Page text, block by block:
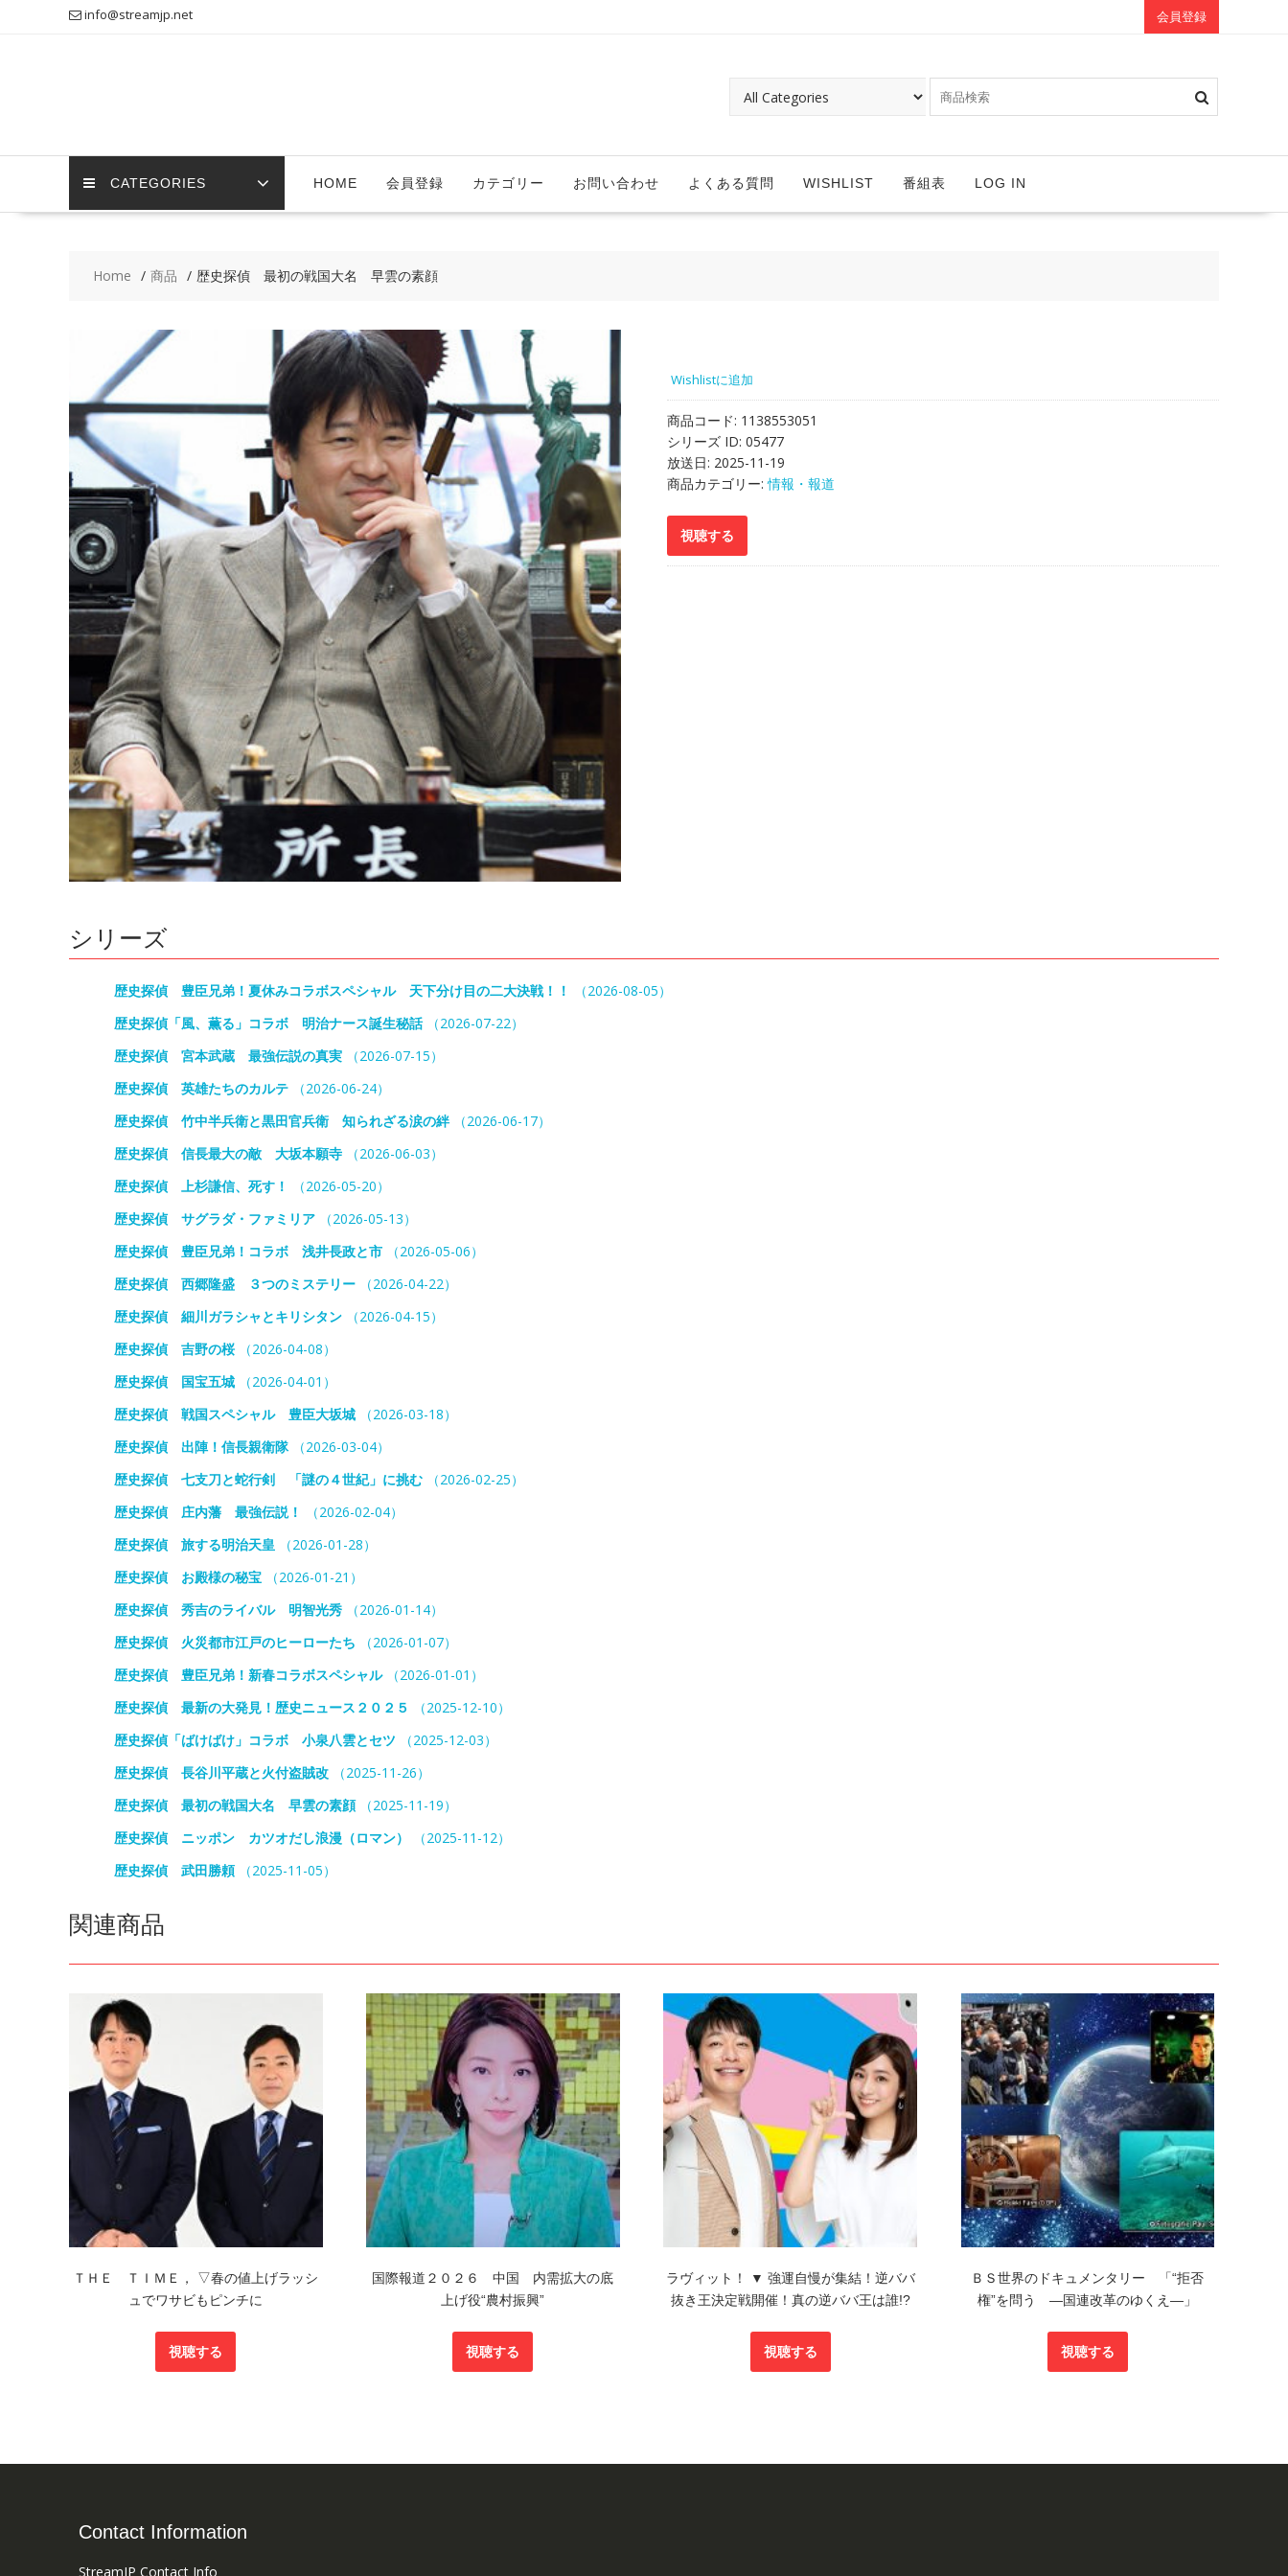
info@streamjp.net 会員登録
CATEGORIES HOME 会員登録 カテゴリー お問い合わせ よくある質問 WISHLIST 番組表 LOG IN
Home 商品 歴史探偵 最初の戦国大名 早雲の素顔
Wishlistに追加
商品コード: 1138553051
シリーズ ID: 05477
放送日: 2025-11-19
商品カテゴリー:情報・報道
シリーズ
歴史探偵 豊臣兄弟！夏休みコラボスペシャル 天下分け目の二大決戦！！
（2026-08-05）
歴史探偵「風、薫る」コラボ 明治ナース誕生秘話（2026-07-22）
歴史探偵 宮本武蔵 最強伝説の真実 （2026-07-15）
歴史探偵 英雄たちのカルテ （2026-06-24）
歴史探偵 竹中半兵衛と黒田官兵衛 知られざる涙の絆 （2026-06-17）
歴史探偵 信長最大の敵 大坂本願寺 （2026-06-03）
歴史探偵 上杉謙信、死す！
（2026-05-20）
歴史探偵 サグラダ・ファミリア （2026-05-13）
歴史探偵 豊臣兄弟！コラボ 浅井長政と市 （2026-05-06）
歴史探偵 西郷隆盛 ３つのミステリー （2026-04-22）
歴史探偵 細川ガラシャとキリシタン （2026-04-15）
歴史探偵 吉野の桜 （2026-04-08）
歴史探偵 国宝五城 （2026-04-01）
歴史探偵 戦国スペシャル 豊臣大坂城 （2026-03-18）
歴史探偵 出陣！信長親衛隊（2026-03-04）
歴史探偵 七支刀と蛇行剣 「謎の４世紀」に挑む （2026-02-25）
歴史探偵 庄内藩 最強伝説！
（2026-02-04）
歴史探偵 旅する明治天皇 （2026-01-28）
歴史探偵 お殿様の秘宝 （2026-01-21）
歴史探偵 秀吉のライバル 明智光秀 （2026-01-14）
歴史探偵 火災都市江戸のヒーローたち （2026-01-07）
歴史探偵 豊臣兄弟！新春コラボスペシャル（2026-01-01）
歴史探偵 最新の大発見！歴史ニュース２０２５
（2025-12-10）
歴史探偵「ばけばけ」コラボ 小泉八雲とセツ （2025-12-03）
歴史探偵 長谷川平蔵と火付盗賊改 （2025-11-26）
歴史探偵 最初の戦国大名 早雲の素顔（2025-11-19）
歴史探偵 ニッポン カツオだし浪漫（ロマン）
（2025-11-12）
歴史探偵 武田勝頼 （2025-11-05）
関連商品
ＴＨＥ ＴＩＭＥ， ▽春の値上げラッシ
ュでワサビもピンチに
視聴する
国際報道２０２６ 中国 内需拡大の底
上げ役“農村振興”
視聴する
ラヴィット！ ▼ 強運自慢が集結！逆ババ
抜き王決定戦開催！真の逆ババ王は誰!?
視聴する
ＢＳ世界のドキュメンタリー 「“拒否
権”を問う ―国連改革のゆくえ―」
視聴する
Contact Information
StreamJP Contact Info